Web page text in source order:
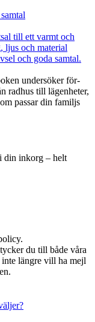
till ett varmt och
ljus och material
och goda samtal.
undersöker för-
radhus till lägenheter,
passar din familjs
din inkorg – helt
du till både våra
längre vill ha mejl